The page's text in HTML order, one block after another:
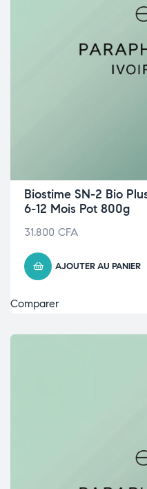
Biostime SN-2 Bio
6-12 Mois Pot 800g
31.800 CFA
AJOUTER AU PANIER
Comparer